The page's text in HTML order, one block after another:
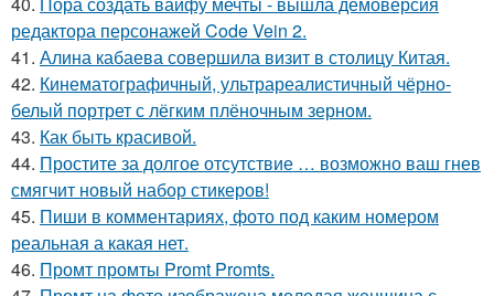
редактора персонажей Code Vein 2.
41. Алина кабаева совершила визит в столицу Китая.
42. Кинематографичный, ультрареалистичный чёрно-
белый портрет с лёгким плёночным зерном.
43. Как быть красивой.
44. Простите за долгое отсутствие … возможно ваш гнев
смягчит новый набор стикеров!
45. Пиши в комментариях, фото под каким номером
реальная а какая нет.
46. Промт промты Promt Promts.